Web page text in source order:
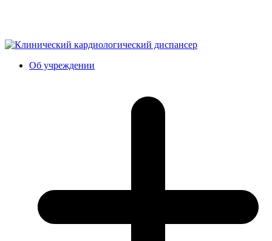
Об учреждении